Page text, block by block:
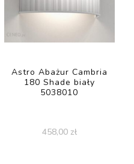
Astro Abażur Cambria
180 Shade biały
5038010
458,00 zł